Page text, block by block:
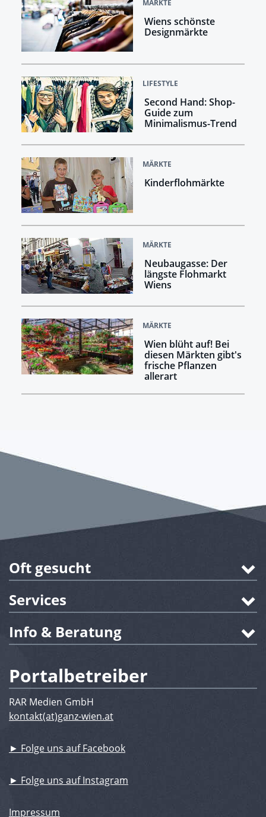
MÄRKTE
Wiens schönste
Designmärkte
LIFESTYLE
Second Hand: Shop-
Guide zum
Minimalismus-Trend
MÄRKTE
Kinderflohmärkte
MÄRKTE
Neubaugasse: Der
längste Flohmarkt
Wiens
MÄRKTE
Wien blüht auf! Bei
diesen Märkten gibt's
frische Pflanzen
allerart
Oft gesucht
Services
Info & Beratung
Portalbetreiber
RAR Medien GmbH
kontakt(at)ganz-wien.at
► Folge uns auf Facebook
► Folge uns auf Instagram
Impressum